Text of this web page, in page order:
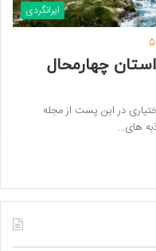
ایرانگردی
چهارمحال
در این پست از مجله
های…